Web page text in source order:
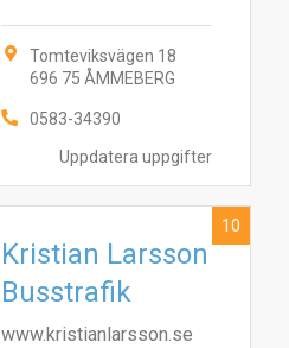
Uppdatera uppgifter
Tomteviksvägen 18
696 75 ÅMMEBERG
0583-34390
Kristian Larsson
Busstrafik
www.kristianlarsson.se
10